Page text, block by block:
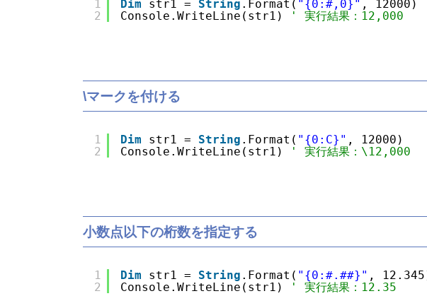
1
2
Dim str1 = String .Format( "{0:#,0}" , 12000)
Console.WriteLine(str1)
' 実行結果：12,000
\マークを付ける
1
2
Dim str1 = String .Format( "{0:C}" , 12000)
Console.WriteLine(str1)
' 実行結果：\12,000
小数点以下の桁数を指定する
1
2
Dim str1 = String .Format( "{0:#.##}" ,
Console.WriteLine(str1)
' 実行結果：12.35